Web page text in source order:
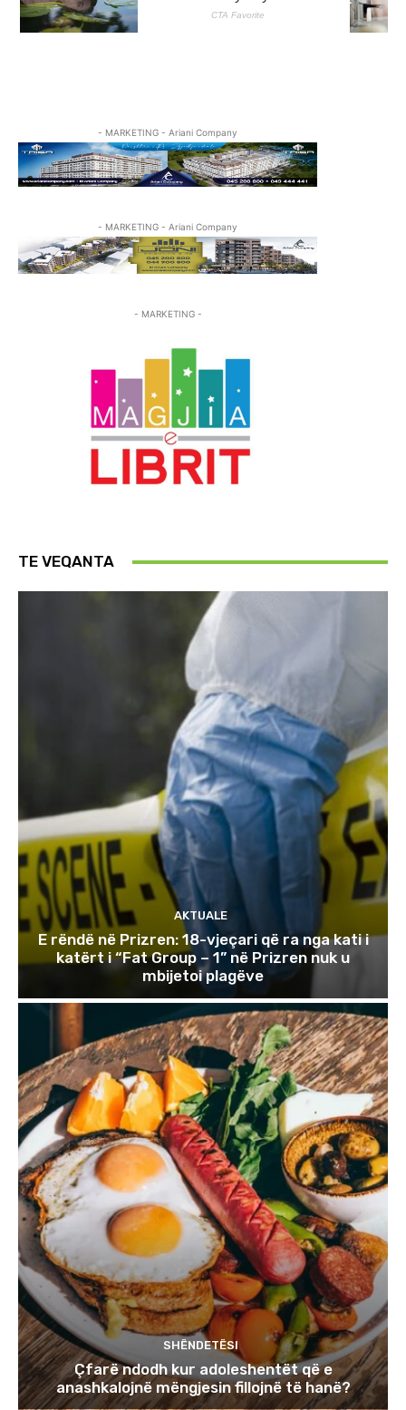
- MARKETING - Ariani Company
- MARKETING - Ariani Company
- MARKETING -
TE VEQANTA
AKTUALE
E rëndë në Prizren: 18-vjeçari që ra nga kati i
katërt i “Fat Group – 1” në Prizren nuk u
mbijetoi plagëve
SHËNDETËSI
Çfarë ndodh kur adoleshentët që e
anashkalojnë mëngjesin fillojnë të hanë?